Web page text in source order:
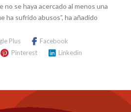
no se haya acercado al menos una
ha sufrido abusos”, ha añadido
Plus
Facebook
Pinterest Linkedin